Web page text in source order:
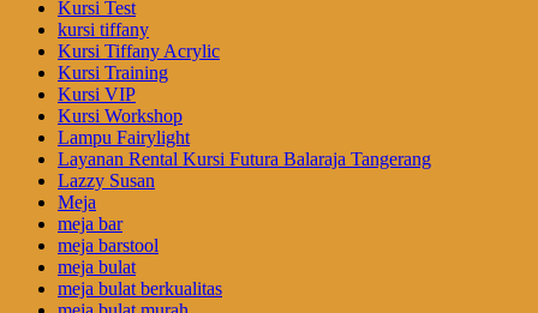
Kursi Test
kursi tiffany
Kursi Tiffany Acrylic
Kursi Training
Kursi VIP
Kursi Workshop
Lampu Fairylight
Layanan Rental Kursi Futura Balaraja Tangerang
Lazzy Susan
Meja
meja bar
meja barstool
meja bulat
meja bulat berkualitas